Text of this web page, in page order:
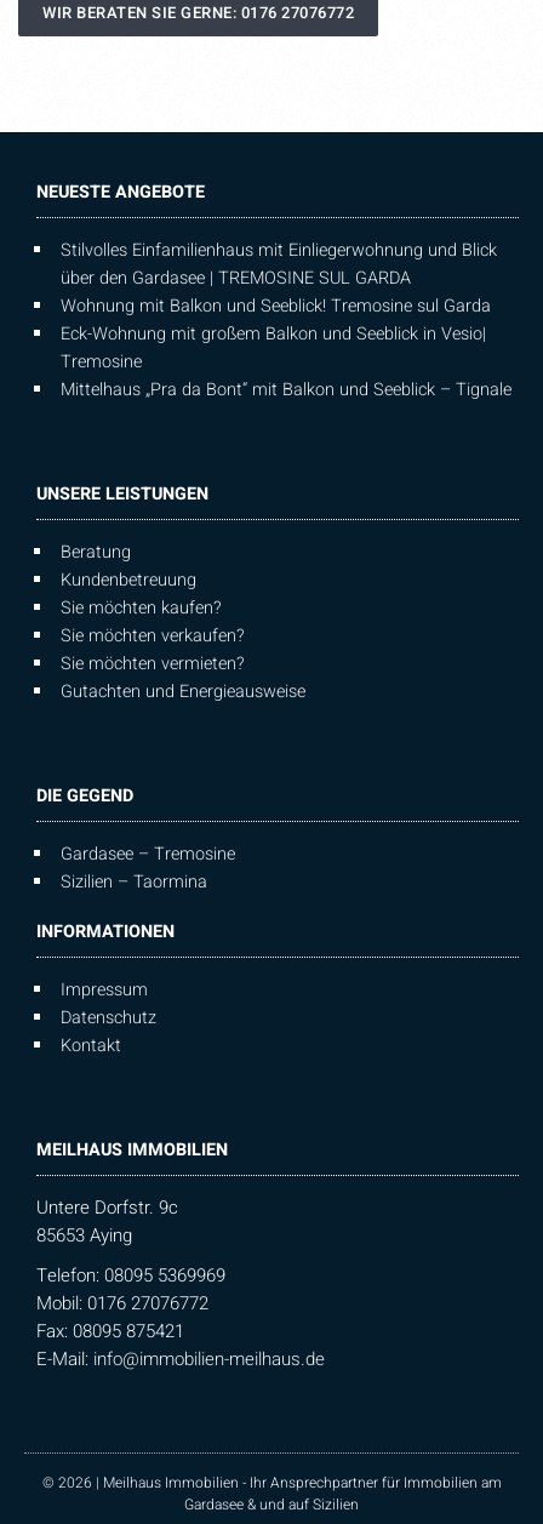
WIR BERATEN SIE GERNE: 0176 27076772
NEUESTE ANGEBOTE
Stilvolles Einfamilienhaus mit Einliegerwohnung und Blick
über den Gardasee | TREMOSINE SUL GARDA
Wohnung mit Balkon und Seeblick! Tremosine sul Garda
Eck-Wohnung mit großem Balkon und Seeblick in Vesio|
Tremosine
Mittelhaus „Pra da Bont“ mit Balkon und Seeblick – Tignale
UNSERE LEISTUNGEN
Beratung
Kundenbetreuung
Sie möchten kaufen?
Sie möchten verkaufen?
Sie möchten vermieten?
Gutachten und Energieausweise
DIE GEGEND
Gardasee – Tremosine
Sizilien – Taormina
INFORMATIONEN
Impressum
Datenschutz
Kontakt
MEILHAUS IMMOBILIEN
Untere Dorfstr. 9c
85653 Aying
Telefon: 08095 5369969
Mobil: 0176 27076772
Fax: 08095 875421
E-Mail: info@immobilien-meilhaus.de
© 2026 | Meilhaus Immobilien - Ihr Ansprechpartner für Immobilien am
Gardasee & und auf Sizilien